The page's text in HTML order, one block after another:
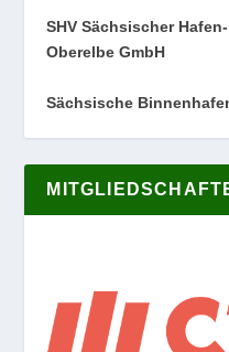
SHV Sächsischer
Oberelbe GmbH
Sächsische